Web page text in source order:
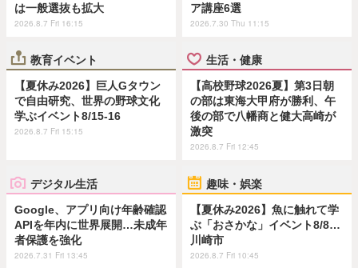
は一般選抜も拡大
2026.8.7 Fri 16:15
ア講座6選
2026.7.30 Thu 11:15
教育イベント
【夏休み2026】巨人Gタウン
で自由研究、世界の野球文化
学ぶイベント8/15-16
2026.8.7 Fri 15:15
生活・健康
【高校野球2026夏】第3日朝
の部は東海大甲府が勝利、午
後の部で八幡商と健大高崎が
激突
2026.8.7 Fri 12:45
デジタル生活
Google、アプリ向け年齢確認
APIを年内に世界展開…未成年
者保護を強化
2026.7.31 Fri 13:45
趣味・娯楽
【夏休み2026】魚に触れて学
ぶ「おさかな」イベント8/8…
川崎市
2026.8.7 Fri 10:45